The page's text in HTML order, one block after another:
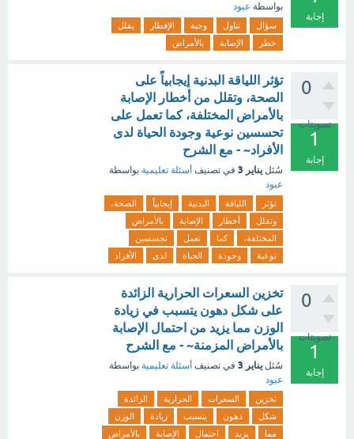
إجابة
بواسطة عبود
سؤال تناول وجبة الإفطار
يقلل
خطر
الإصابة بالأمراض
0
تصويتات
1
إجابة
تؤثر اللياقة البدنية إيجابياً على
الصحة، وتقلل من أخطار الإصابة
بالأمراض المختلفة، كما تعمل على
تحسسين نوعية وجودة الحياة لدى
الأفراد~ - مع الشرح
سُئل يناير 3 في تصنيف أسئلة تعليمية بواسطة
عبود
تؤثر اللياقة البدنية إيجابياً
الصحة،
وتقلل
أخطار الإصابة
بالأمراض
المختلفة،
كما تعمل
تحسسين
نوعية
وجودة الحياة لدى الأفراد
0
تصويتات
1
إجابة
تخزين السعرات الحرارية الزائدة
على شكل دهون يتسبب في زيادة
الوزن مما يزيد من احتمال الإصابة
بالأمراض المزمنة~ - مع الشرح
سُئل يناير 3 في تصنيف أسئلة تعليمية بواسطة
عبود
تخزين السعرات الحرارية
الزائدة
شكل
دهون يتسبب زيادة
الوزن
مما
يزيد احتمال الإصابة
بالأمراض